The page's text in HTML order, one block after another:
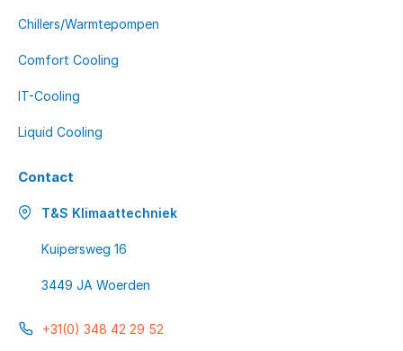
Chillers/Warmtepompen
Comfort Cooling
IT-Cooling
Liquid Cooling
Contact
T&S Klimaattechniek
Kuipersweg 16
3449 JA Woerden
+31(0) 348 42 29 52